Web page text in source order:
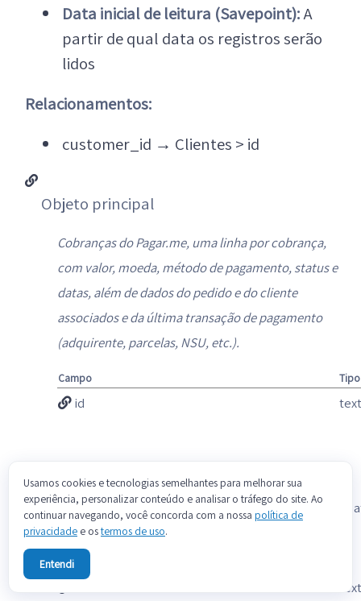
Data inicial de leitura (Savepoint):A
partir de qual data os registros serão
lidos
Relacionamentos:
customer_id → Clientes > id
Objeto principal
Cobranças do Pagar.me, uma linha por cobrança,
com valor, moeda, método de pagamento, status e
datas, além de dados do pedido e do cliente
associados e da última transação de pagamento
(adquirente, parcelas, NSU, etc.).
Campo Tipo
id
amount
Usamos cookies e tecnologias semelhantes para melhorar sua
experiência, personalizar conteúdo e analisar o tráfego do site. Ao
continuar navegando, você concorda com a nossa política de
privacidade e ostermos de uso.
Entendi